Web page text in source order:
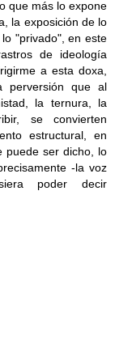
que más lo expone
la exposición de lo
"privado", en este
de ideología
a esta doxa,
perversión que al
la ternura, la
se convierten
estructural, en
puede ser dicho, lo
-la voz
poder decir